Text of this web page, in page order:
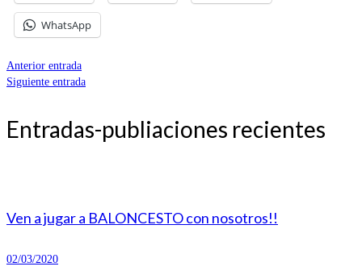
WhatsApp
Anterior entrada
Siguiente entrada
Entradas-publiaciones recientes
Ven a jugar a BALONCESTO con nosotros!!
02/03/2020